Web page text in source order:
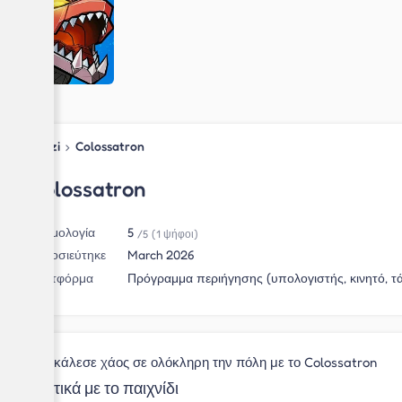
Blipzi › Colossatron
Colossatron
Βαθμολογία 5 /5 (1 ψήφοι)
Δημοσιεύτηκε
March 2026
Πλατφόρμα
Πρόγραμμα περιήγησης (υπολογιστής, κινητό,
Προκάλεσε χάος σε ολόκληρη την πόλη με το Colossatron
Σχετικά με το παιχνίδι